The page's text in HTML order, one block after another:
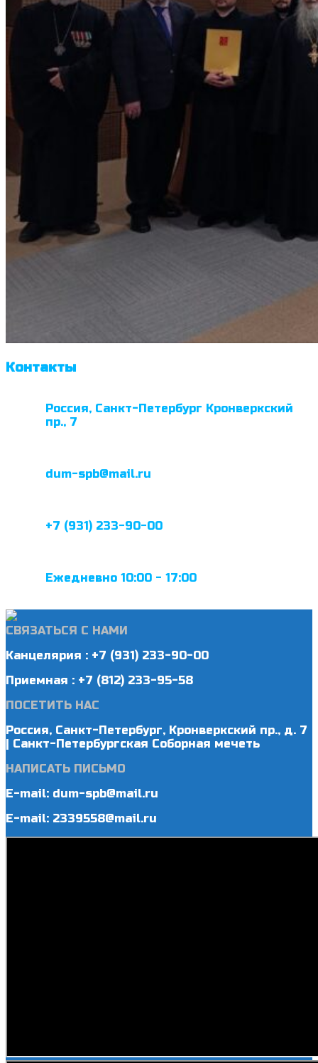
Контакты
Россия, Санкт-Петербург Кронверкский
пр., 7
dum-spb@mail.ru
+7 (931) 233-90-00
Ежедневно 10:00 - 17:00
СВЯЗАТЬСЯ С НАМИ
Канцелярия : +7 (931) 233-90-00
Приемная : +7 (812) 233-95-58
ПОСЕТИТЬ НАС
Россия, Санкт-Петербург, Кронверкский пр., д. 7
| Санкт-Петербургская Соборная мечеть
НАПИСАТЬ ПИСЬМО
E-mail: dum-spb@mail.ru
E-mail: 2339558@mail.ru